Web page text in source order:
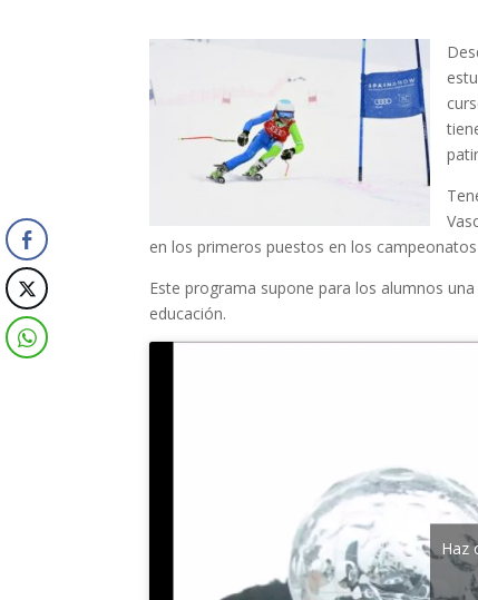
en los primeros puestos en los
Este programa supone para los alumnos
educación.
Haz